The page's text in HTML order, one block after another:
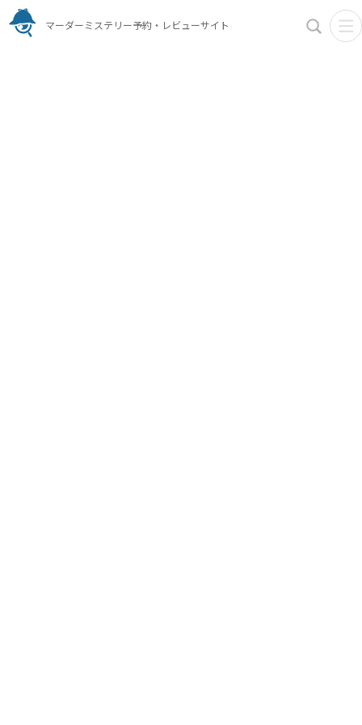
マーダーミステリー予約・レビューサイト